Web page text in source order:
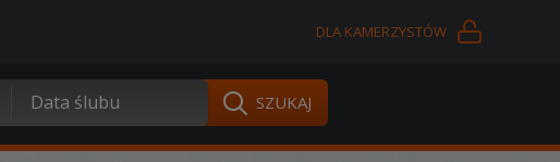
DLA KAMERZYSTÓW